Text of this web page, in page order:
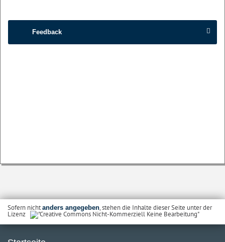
Feedback
Sofern nichtanders angegeben, stehen die Inhalte dieser Seite unter der
Lizenz